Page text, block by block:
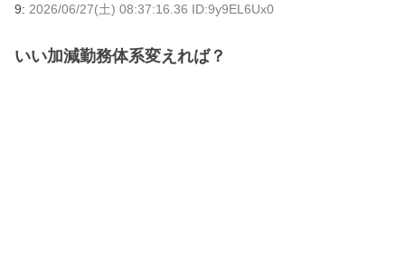
9: 2026/06/27(土) 08:37:16.36 ID:9y9EL6Ux0
いい加減勤務体系変えれば？